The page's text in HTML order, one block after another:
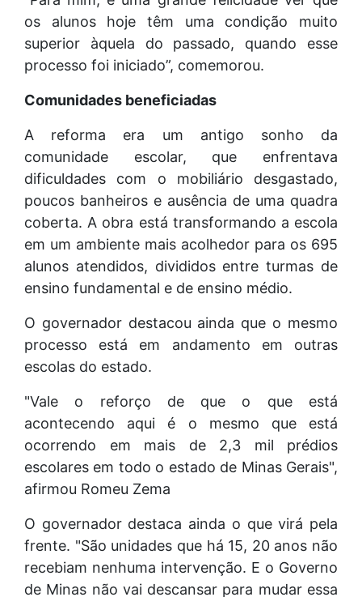
os alunos hoje têm uma condição muito
superior àquela do passado, quando esse
processo foi iniciado”, comemorou.
Comunidades beneficiadas
A reforma era um antigo sonho da
comunidade escolar, que enfrentava
dificuldades com o mobiliário desgastado,
poucos banheiros e ausência de uma quadra
coberta. A obra está transformando a escola
em um ambiente mais acolhedor para os 695
alunos atendidos, divididos entre turmas de
ensino fundamental e de ensino médio.
O governador destacou ainda que o mesmo
processo está em andamento em outras
escolas do estado.
"Vale o reforço de que o que está
acontecendo aqui é o mesmo que está
ocorrendo em mais de 2,3 mil prédios
escolares em todo o estado de Minas Gerais",
afirmou Romeu Zema
O governador destaca ainda o que virá pela
frente. "São unidades que há 15, 20 anos não
recebiam nenhuma intervenção. E o Governo
de Minas não vai descansar para mudar essa